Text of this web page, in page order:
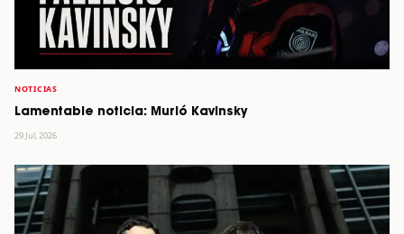
NOTICIAS
Lamentable noticia: Murió Kavinsky
29 Jul, 2026